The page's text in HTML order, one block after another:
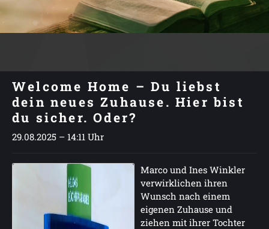
Welcome Home – Du liebst
dein neues Zuhause. Hier bist
du sicher. Oder?
29.08.2025 – 14:11 Uhr
Marco und Ines Winkler
verwirklichen ihren
Wunsch nach einem
eigenen Zuhause und
ziehen mit ihrer Tochter